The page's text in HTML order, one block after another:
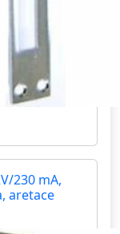
230 mA,
aretace